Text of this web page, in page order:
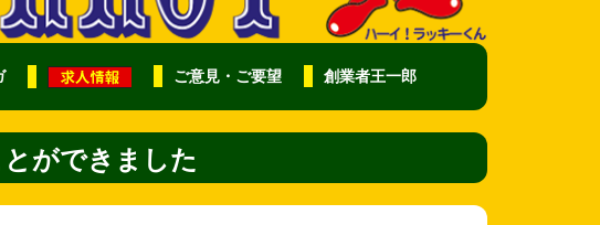
ご意見・ご要望 創業者王一郎
ができました